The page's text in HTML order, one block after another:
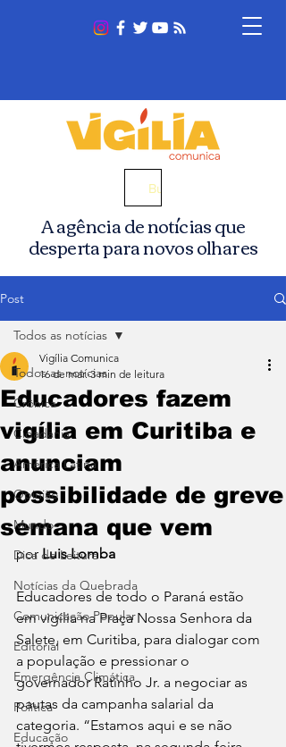
A agência de notícias que
desperta para novos olhares
Busca
Post
Todos as notícias
Crônica
Cidadania
América Latina
Opinião
Mundo
Dica de Leitura
Notícias da Quebrada
Comunicação Popular
Editorial
Emergência Climática
Política
Educação
Todos as notícias
Educadores fazem
vigília em Curitiba e
anunciam
possibilidade de greve
semana que vem
Vigília Comunica
16 de mar. 3 min de leitura
por Luis Lomba
Educadores de todo o Paraná estão
em vigília na Praça Nossa Senhora da
Salete, em Curitiba, para dialogar com
a população e pressionar o
governador Ratinho Jr. a negociar as
pautas da campanha salarial da
categoria. “Estamos aqui e se não